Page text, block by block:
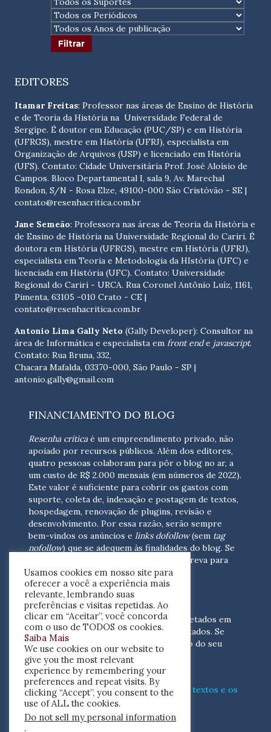
EDITORES
Itamar Freitas: Professor nas áreas de Ensino de História
e de Teoria da História na Universidade Federal de
Sergipe. É doutor em Educação (PUC/SP) e em História
(UFRGS), mestre em História (UFRJ), especialista em
Organização de Arquivos (USP) e licenciado em História
(UFS). Contato: Cidade Universitária Prof. José Aloísio de
Campos. Bloco Departamental I, sala 9, Av. Marechal
Rondon, S/N - Rosa Elze, 49100-000 São Cristóvão - SE |
contato@resenhacritica.com.br
Jane Semeão: Professora nas áreas de Teoria da História e
de Ensino de História na Universidade Regional do Cariri. É
doutora em História (UFRGS), mestre em História (UFRJ),
especialista em Teoria e Metodologia da HIstória (UFC) e
licenciada em História (UFC). Contato: Universidade
Regional do Cariri - URCA. Rua Coronel Antônio Luíz, 1161,
Pimenta, 63105 -010 Crato - CE |
contato@resenhacritica.com.br
Antonio Lima Gally Neto (Gally Developer): Consultor na
área de Informática e especialista em front ende javascript.
Contato: Rua Bruna, 332,
Chacara Mafalda, 03370-000, São Paulo - SP |
antonio.gally@gmail.com
FINANCIAMENTO DO BLOG
Resenha críticaé um empreendimento privado, não
apoiado por recursos públicos. Além dos editores,
quatro pessoas colaboram para pôr o blog no ar, a
um custo de R$ 2.000 mensais (em números de 2022).
Este valor é suficiente para cobrir os gastos com
suporte, coleta de, indexação e postagem de textos,
hospedagem, renovação de plugins, revisão e
desenvolvimento. Por essa razão, serão sempre
bem-vindos os anúncios e links dofollow(sem tag
nofollow) que se adequem às finalidades do blog. Se
escreva para
nós(contato@resenhacritica.com.br)
FONTES E ACERVO
As resenhas, dossiês e sumários são coletados em
periódicos acadêmicos e sites especializados. Se
você tem interesse em divulgar o acervo do seu
periódico, escreva para nós
(contato@resenhacritica.com.br)
Conheça omodocomo processamos os textos e os
índicesdisponibilizados neste blog.
ISSN 2764-0302
Usamos cookies em nosso site para
oferecer a você a experiência mais
relevante, lembrando suas
preferências e visitas repetidas. Ao
clicar em “Aceitar”, você concorda
com o uso de TODOS os cookies.
Saiba Mais
We use cookies on our website to
give you the most relevant
experience by remembering your
preferences and repeat visits. By
clicking “Accept”, you consent to the
use of ALL the cookies.
Do not sell my personal information
.